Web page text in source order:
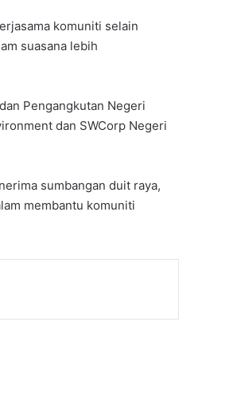
komuniti selain
suasana lebih
Pengangkutan Negeri
dan SWCorp Negeri
sumbangan duit raya,
membantu komuniti